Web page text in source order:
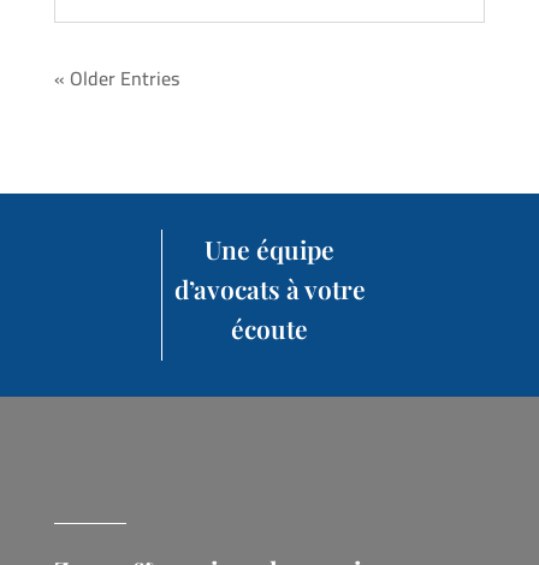
« Older Entries
Une équipe
d’avocats à votre
écoute